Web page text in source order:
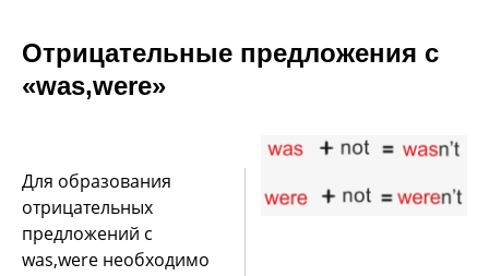
Отрицательные предложения с
«was,were»
Для образования
отрицательных
предложений с
was,were необходимо